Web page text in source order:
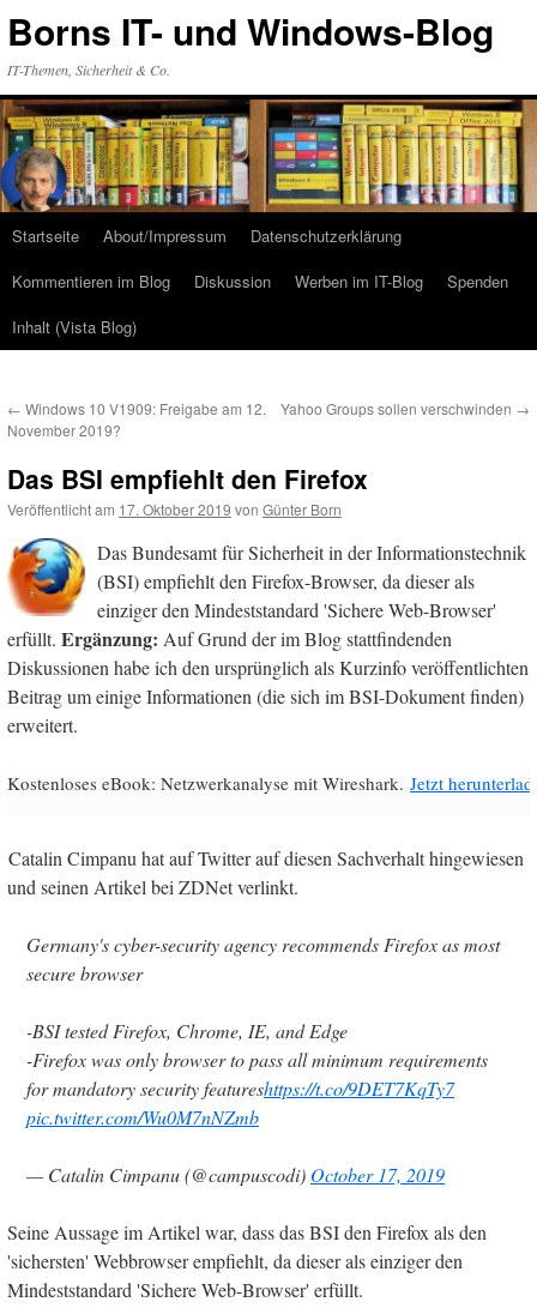
Inhalt
Borns IT- und Windows-Blog
IT-Themen, Sicherheit & Co.
Startseite About/Impressum
Datenschutzerklärung
Kommentieren im Blog
Diskussion Werben im IT-Blog
Spenden
Inhalt (Vista Blog)
← Windows 10 V1909: Freigabe am 12.
November 2019?
Yahoo Groups sollen verschwinden →
Das BSI empfiehlt den Firefox
Veröffentlicht am 17. Oktober 2019 von Günter Born
Das Bundesamt für Sicherheit in der Informationstechnik
(BSI) empfiehlt den Firefox-Browser, da dieser als
einziger den Mindeststandard 'Sichere Web-Browser'
erfüllt. Ergänzung: Auf Grund der im Blog stattfindenden
Diskussionen habe ich den ursprünglich als Kurzinfo veröffentlichten
Beitrag um einige Informationen (die sich im BSI-Dokument finden)
erweitert.
Kostenloses eBook: Netzwerkanalyse mit Wireshark. Jetzt
Catalin Cimpanu hat auf Twitter auf diesen Sachverhalt hingewiesen
und seinen Artikel bei ZDNet verlinkt.
Germany's cyber-security agency recommends Firefox as most
secure browser
-BSI tested Firefox, Chrome, IE, and Edge
-Firefox was only browser to pass all minimum requirements
for mandatory security featureshttps://t.co/9DET7KqTy7
pic.twitter.com/Wu0M7nNZmb
— Catalin Cimpanu (@campuscodi) October 17, 2019
Seine Aussage im Artikel war, dass das BSI den Firefox als den
'sichersten' Webbrowser empfiehlt, da dieser als einziger den
Mindeststandard 'Sichere Web-Browser' erfüllt.